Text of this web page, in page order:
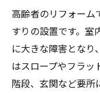
リフォー
イント
将来を見据え
リフォー
る方法
高齢者のリフォーム
すりの設置です。室
に大きな障害となり
はスロープやフラッ
階段、玄関など要所